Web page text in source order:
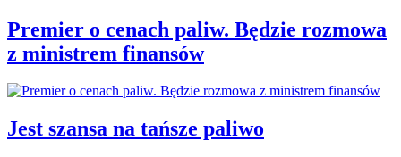
Premier o cenach paliw. Będzie rozmowa
z ministrem finansów
Jest szansa na tańsze paliwo